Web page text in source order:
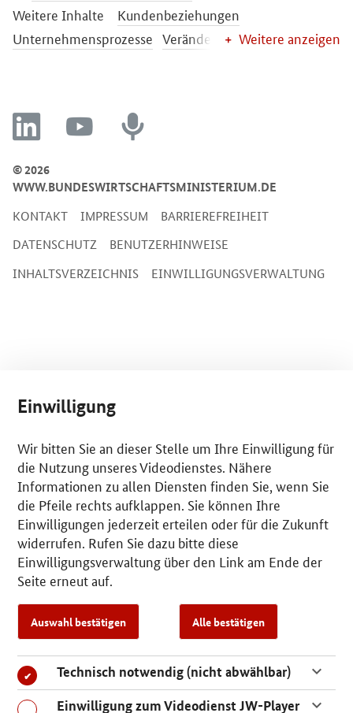
Weitere Inhalte
Kundenbeziehungen
Unternehmensprozesse Veränderungsmanagement
Weitere anzeigen
linkedin youtube
© 2026
WWW.BUNDESWIRTSCHAFTSMINISTERIUM.DE
KONTAKT IMPRESSUM
BARRIEREFREIHEIT
DATENSCHUTZ
BENUTZERHINWEISE
INHALTSVERZEICHNIS
EINWILLIGUNGSVERWALTUNG
Einwilligung
Wir bitten Sie an dieser Stelle um Ihre Einwilligung für
die Nutzung unseres Videodienstes. Nähere
Informationen zu allen Diensten finden Sie, wenn Sie
die Pfeile rechts aufklappen. Sie können Ihre
Einwilligungen jederzeit erteilen oder für die Zukunft
widerrufen. Rufen Sie dazu bitte diese
Einwilligungsverwaltung über den Link am Ende der
Seite erneut auf.
Auswahl bestätigen Alle bestätigen
Technisch notwendig (nicht abwählbar)
Einwilligung zum Videodienst JW-Player